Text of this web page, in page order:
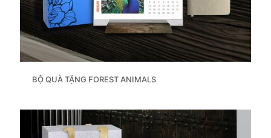
BỘ QUÀ TẶNG FOREST ANIMALS